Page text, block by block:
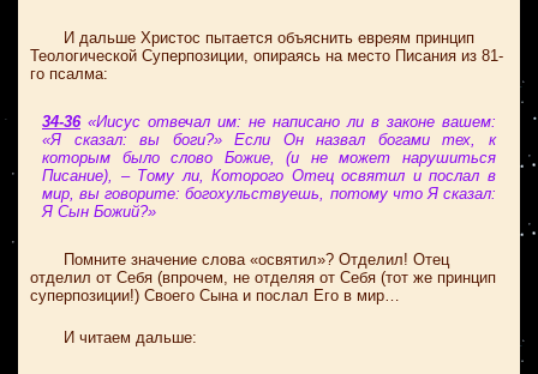
И дальше Христос пытается объяснить евреям принцип
Теологической Суперпозиции, опираясь на место Писания из 81-
го псалма:
34-36«Иисус отвечал им: не написано ли в законе вашем:
«Я сказал: вы боги?» Если Он назвал богами тех, к
которым было слово Божие, (и не может нарушиться
Писание), – Тому ли, Которого Отец освятил и послал в
мир, вы говорите: богохульствуешь, потому что Я сказал:
Я Сын Божий?»
Помните значение слова «освятил»? Отделил! Отец
отделил от Себя (впрочем, не отделяя от Себя (тот же принцип
суперпозиции!) Своего Сына и послал Его в мир…
И читаем дальше: